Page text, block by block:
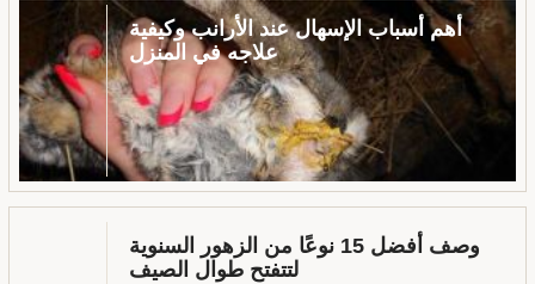
أهم أسباب الإسهال عند الأرانب وكيفية
علاجه في المنزل
وصف أفضل 15 نوعًا من الزهور السنوية
لتتفتح طوال الصيف